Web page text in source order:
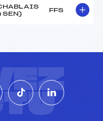
SEN)
FFS